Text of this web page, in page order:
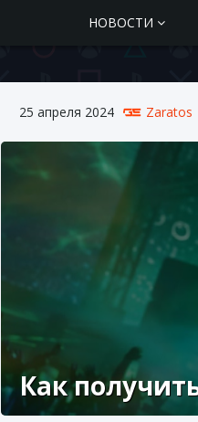
НОВОСТИ
25 апреля 2024 Zaratos
Как